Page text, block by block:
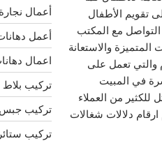
تقويم الأطفال
مع المكتب
والاستعانة
1500 الدمام والتي تعمل على
في المبيت
للكثير من العملاء
ارقام دلالات شغالات
أعمال نجارة
أعمل
اعمال
تركيب
تركيب جبس
تركيب ستائر